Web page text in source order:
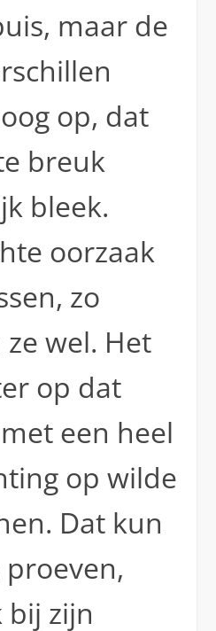
maar de
op, dat
breuk
bleek.
oorzaak
zo
wel. Het
op dat
een heel
op wilde
Dat kun
bij zijn